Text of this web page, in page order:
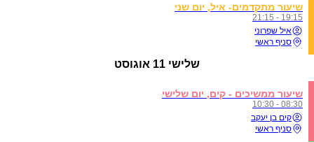
שיעור מתקדמים- איל, יום שני
19:15 - 21:15
איל שפרוני
סניף ראשי
שלישי 11 אוגוסט
שיעור ממשיכים - קים, יום שלישי
08:30 - 10:30
קים בן יעקב
סניף ראשי